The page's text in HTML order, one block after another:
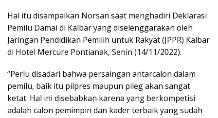
Hal itu disampaikan Norsan saat menghadiri Deklarasi
Pemilu Damai di Kalbar yang diselenggarakan oleh
Jaringan Pendidikan Pemilih untuk Rakyat (JPPR) Kalbar
di Hotel Mercure Pontianak, Senin (14/11/2022).
“Perlu disadari bahwa persaingan antarcalon dalam
pemilu, baik itu pilpres maupun pileg akan sangat
ketat. Hal ini disebabkan karena yang berkompetisi
adalah calon pemimpin dan kader terbaik yang sudah